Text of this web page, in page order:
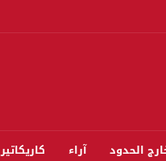
الحدود آراء كاريكاتير